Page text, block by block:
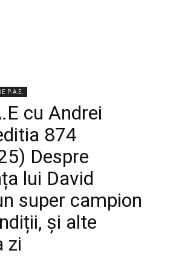
P.A.E.
cu Andrei
874
Despre
lui David
super campion
și alte
zi